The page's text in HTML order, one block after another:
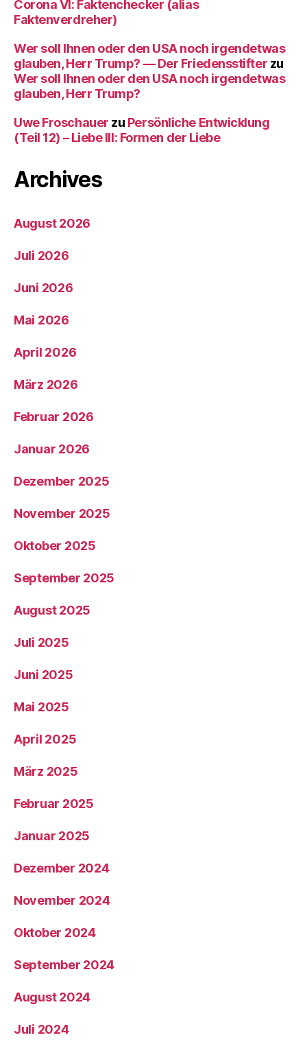
Corona VI: Faktenchecker (alias
Faktenverdreher)
Wer soll Ihnen oder den USA noch irgendetwas
glauben, Herr Trump? — Der Friedensstifter zu
Wer soll Ihnen oder den USA noch irgendetwas
glauben, Herr Trump?
Uwe Froschauer zu Persönliche Entwicklung
(Teil 12) – Liebe III: Formen der Liebe
Archives
August 2026
Juli 2026
Juni 2026
Mai 2026
April 2026
März 2026
Februar 2026
Januar 2026
Dezember 2025
November 2025
Oktober 2025
September 2025
August 2025
Juli 2025
Juni 2025
Mai 2025
April 2025
März 2025
Februar 2025
Januar 2025
Dezember 2024
November 2024
Oktober 2024
September 2024
August 2024
Juli 2024